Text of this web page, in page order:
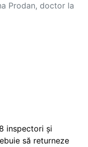
Prodan, doctor la
inspectori și
să returneze